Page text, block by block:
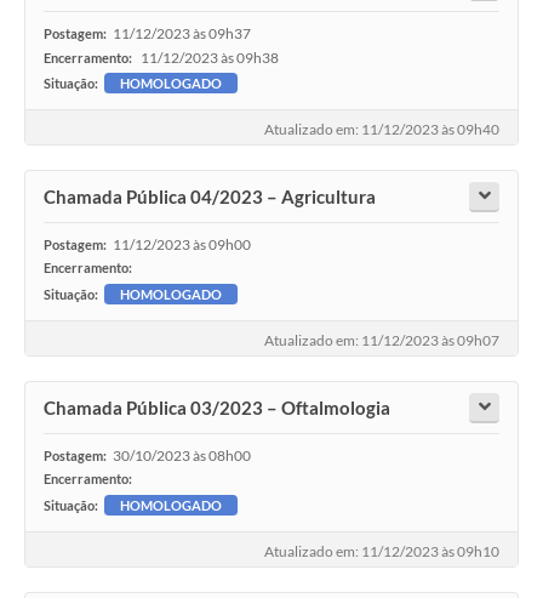
Postagem: 11/12/2023 às 09h37
Encerramento: 11/12/2023 às 09h38
Situação: HOMOLOGADO
Atualizado em: 11/12/2023 às 09h40
Chamada Pública 04/2023 – Agricultura
Postagem: 11/12/2023 às 09h00
Encerramento:
Situação:
HOMOLOGADO
Atualizado em: 11/12/2023 às 09h07
Chamada Pública 03/2023 – Oftalmologia
Postagem: 30/10/2023 às 08h00
Encerramento:
Situação:
HOMOLOGADO
Atualizado em: 11/12/2023 às 09h10